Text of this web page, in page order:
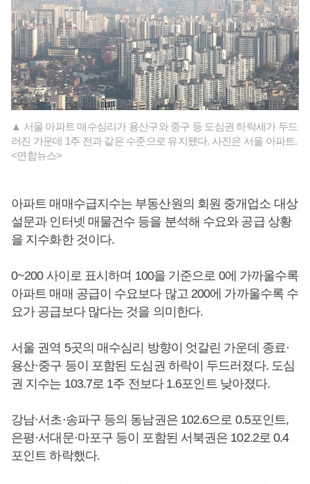
▲ 서울 아파트 매수심리가 용산구와 중구 등 도심권 하락세가 두드
러진 가운데 1주 전과 같은 수준으로 유지됐다. 사진은 서울 아파트.
<연합뉴스>
아파트 매매수급지수는 부동산원의 회원 중개업소 대상
설문과 인터넷 매물건수 등을 분석해 수요와 공급 상황
을 지수화한 것이다.
0~200 사이로 표시하며 100을 기준으로 0에 가까울수록
아파트 매매 공급이 수요보다 많고 200에 가까울수록 수
요가 공급보다 많다는 것을 의미한다.
서울 권역 5곳의 매수심리 방향이 엇갈린 가운데 종료·
용산·중구 등이 포함된 도심권 하락이 두드러졌다. 도심
권 지수는 103.7로 1주 전보다 1.6포인트 낮아졌다.
강남·서초·송파구 등의 동남권은 102.6으로 0.5포인트,
은평·서대문·마포구 등이 포함된 서북권은 102.2로 0.4
포인트 하락했다.